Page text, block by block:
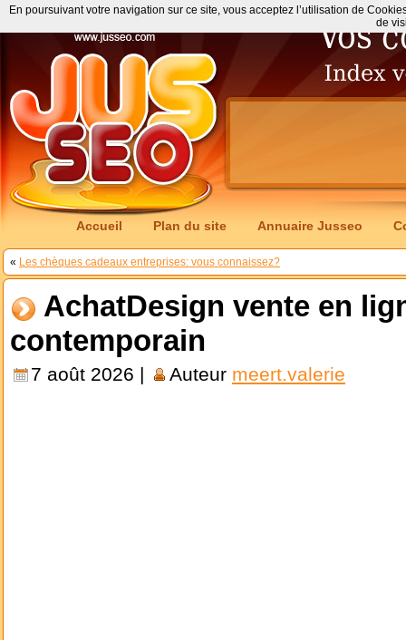
Accueil Plan du site Annuaire Jusseo
« Les chèques cadeaux entreprises: vous connaissez?
AchatDesign vente en
contemporain
7 août 2026 | Auteur meert.valerie
En poursuivant votre navigation sur ce site, vous acceptez l’utilisation de
de